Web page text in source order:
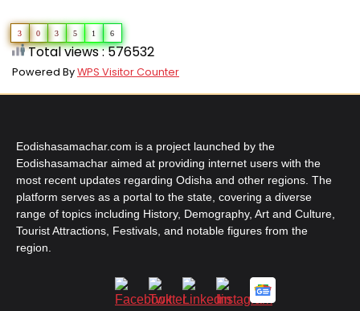
3 0 3 5 1 6
Total views : 576532
Powered ByWPS Visitor Counter
Eodishasamachar.com is a project launched by the
Eodishasamachar aimed at providing internet users with the
most recent updates regarding Odisha and other regions. The
platform serves as a portal to the state, covering a diverse
range of topics including History, Demography, Art and Culture,
Tourist Attractions, Festivals, and notable figures from the
region.